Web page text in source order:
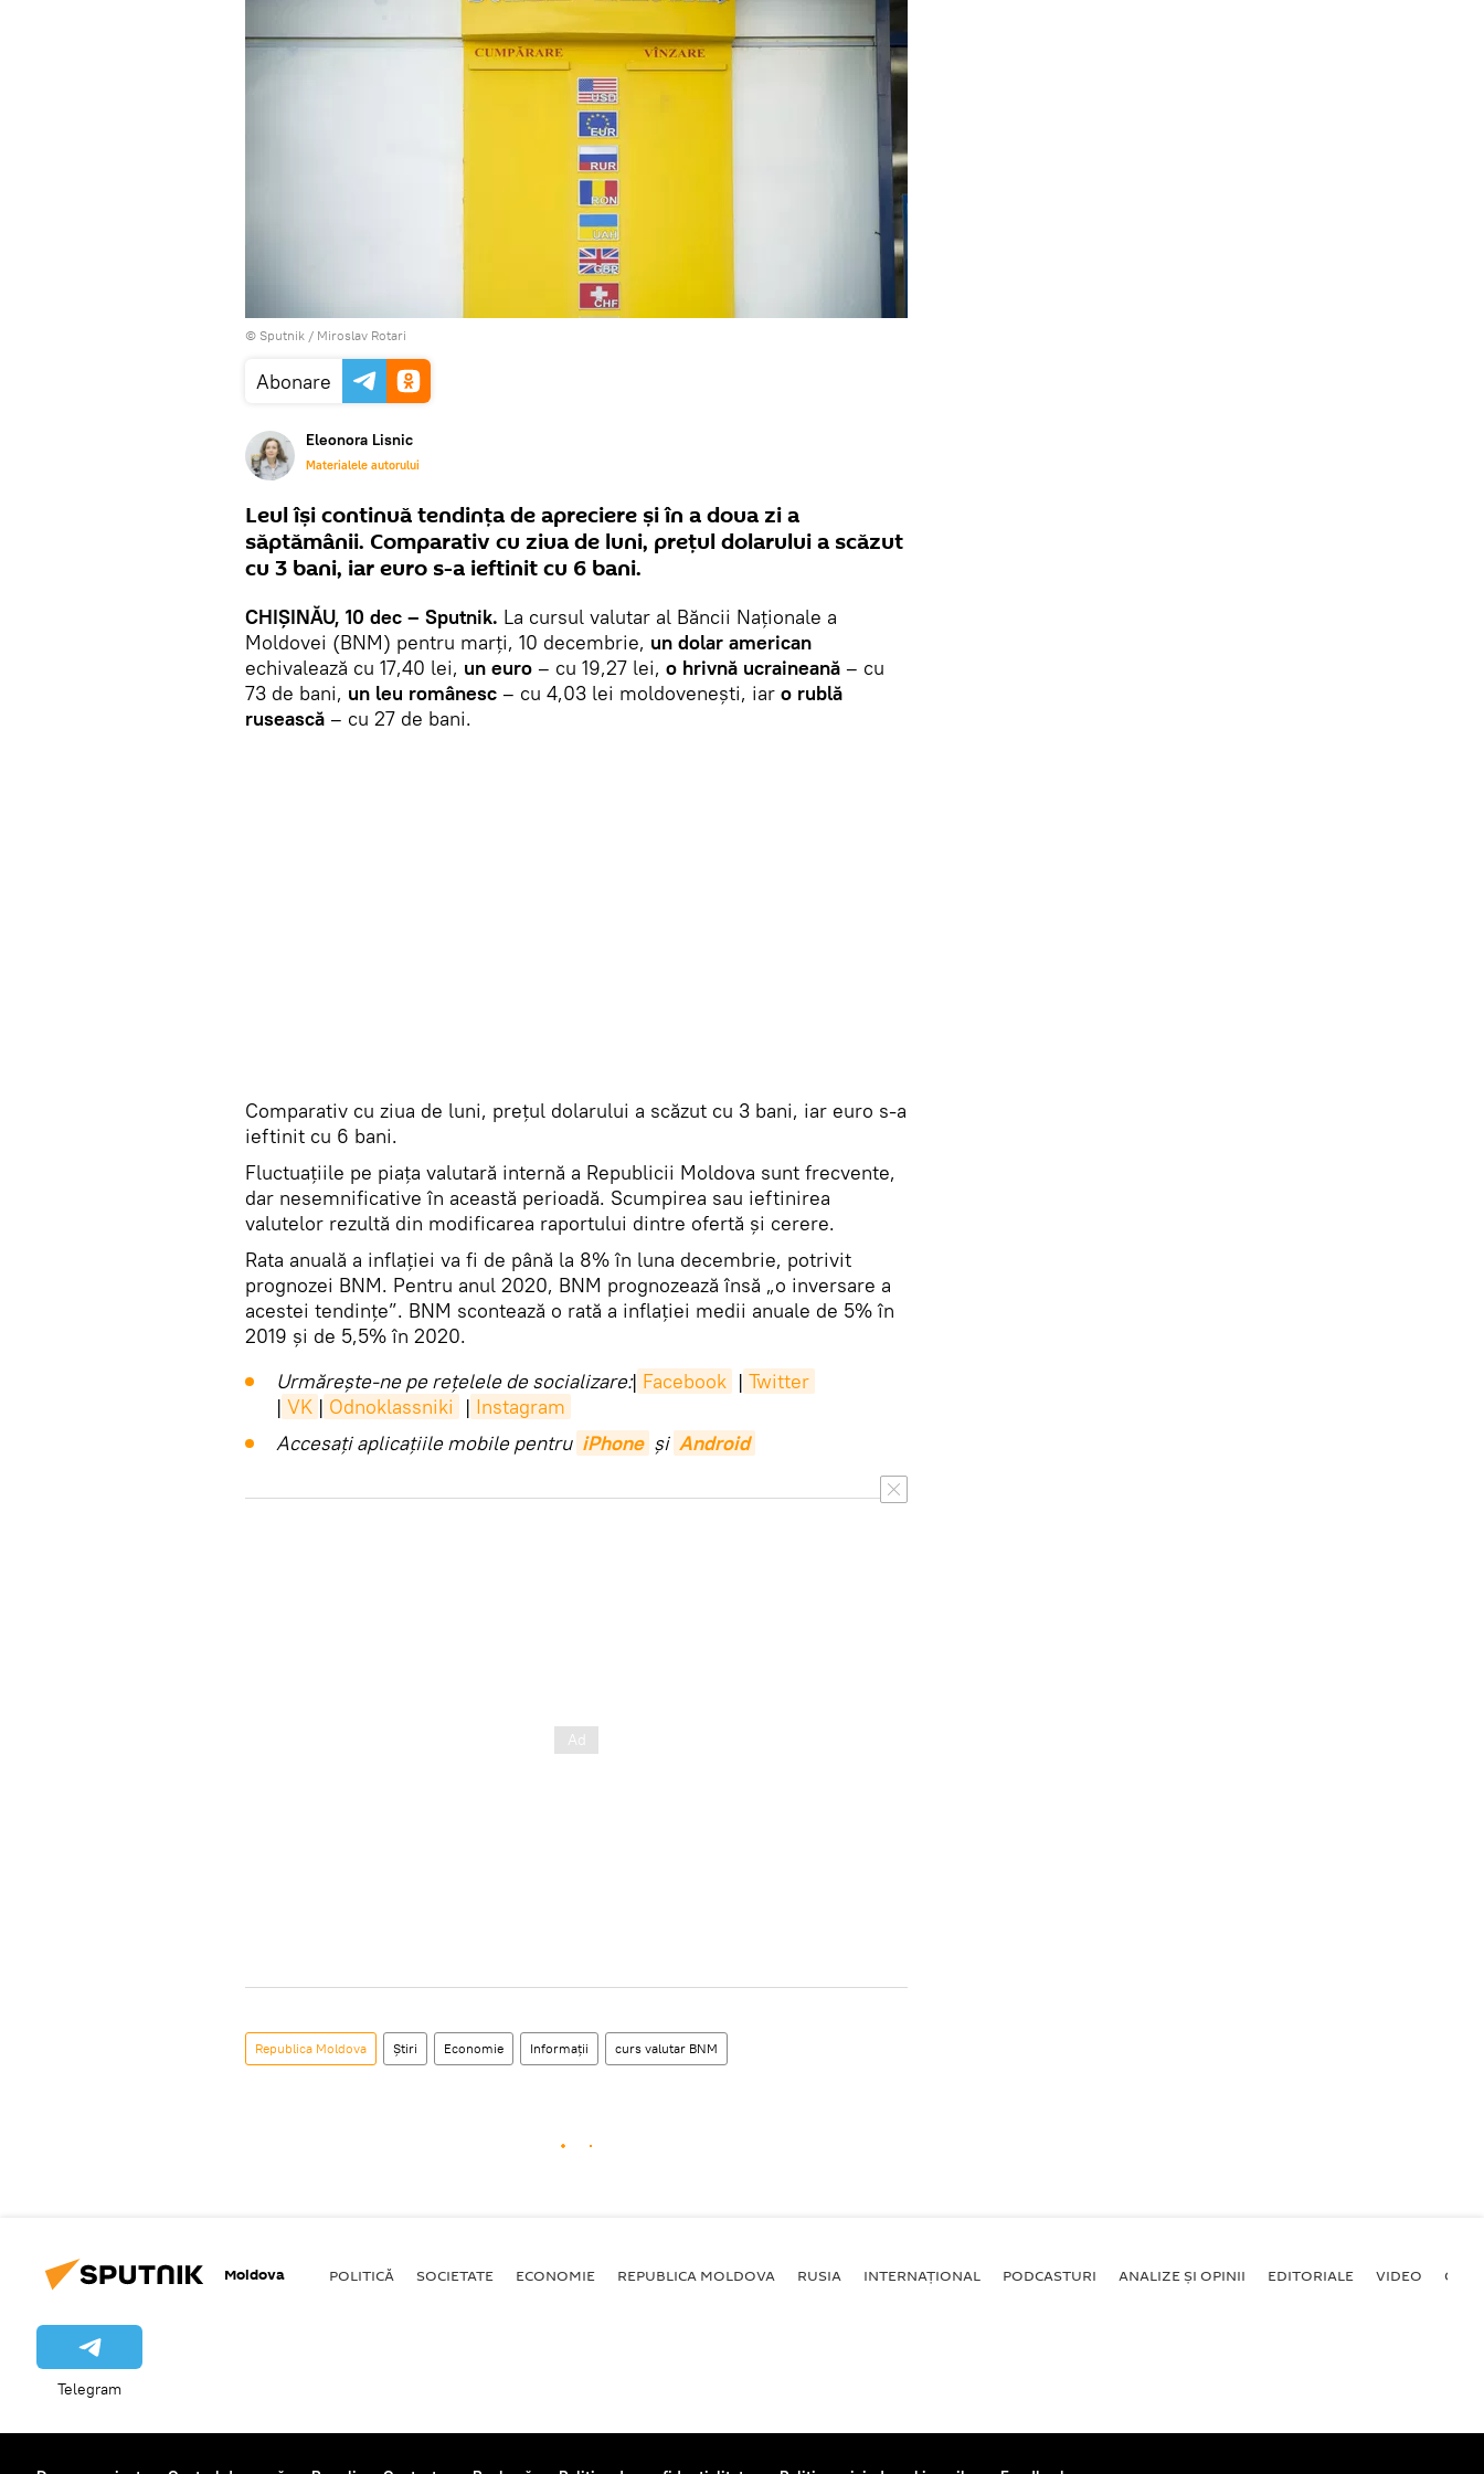
© Sputnik / Miroslav Rotari
Abonare
Eleonora Lisnic
Materialele autorului
Leul își continuă tendința de apreciere și în a doua zi a
săptămânii. Comparativ cu ziua de luni, prețul dolarului a scăzut
cu 3 bani, iar euro s-a ieftinit cu 6 bani.
CHIȘINĂU, 10 dec – Sputnik. La cursul valutar al Băncii Naționale a
Moldovei (BNM) pentru marți, 10 decembrie, un dolar american
echivalează cu 17,40 lei, un euro – cu 19,27 lei, o hrivnă ucraineană – cu
73 de bani, un leu românesc – cu 4,03 lei moldovenești, iar o rublă
rusească – cu 27 de bani.
Comparativ cu ziua de luni, prețul dolarului a scăzut cu 3 bani, iar euro s-a
ieftinit cu 6 bani.
Fluctuațiile pe piața valutară internă a Republicii Moldova sunt frecvente,
dar nesemnificative în această perioadă. Scumpirea sau ieftinirea
valutelor rezultă din modificarea raportului dintre ofertă și cerere.
Rata anuală a inflației va fi de până la 8% în luna decembrie, potrivit
prognozei BNM. Pentru anul 2020, BNM prognozează însă „o inversare a
acestei tendințe”. BNM scontează o rată a inflației medii anuale de 5% în
2019 și de 5,5% în 2020.
Urmărește-ne pe rețelele de socializare:| Facebook | Twitter
| VK | Odnoklassniki | Instagram
Accesaţi aplicaţiile mobile pentru iPhone și Android
Republica Moldova Știri Economie Informații curs valutar BNM
Moldova POLITICĂ SOCIETATE ECONOMIE REPUBLICA MOLDOVA RUSIA INTERNAȚIONAL PODCASTURI ANALIZE ȘI OPINII EDITORIALE VIDEO
Telegram